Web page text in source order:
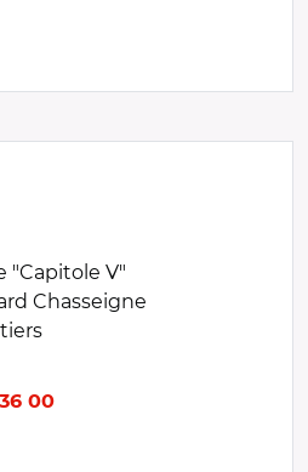
"Capitole V"
Chasseigne
00